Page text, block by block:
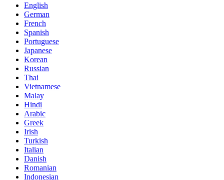
English
German
French
Spanish
Portuguese
Japanese
Korean
Russian
Thai
Vietnamese
Malay
Hindi
Arabic
Greek
Irish
Turkish
Italian
Danish
Romanian
Indonesian